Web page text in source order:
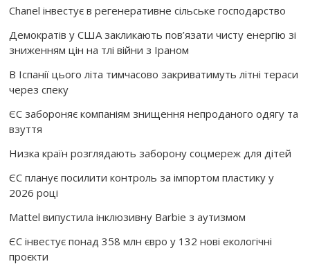
Chanel інвестує в регенеративне сільське господарство
Демократів у США закликають пов’язати чисту енергію зі
зниженням цін на тлі війни з Іраном
В Іспанії цього літа тимчасово закриватимуть літні тераси
через спеку
ЄС забороняє компаніям знищення непроданого одягу та
взуття
Низка країн розглядають заборону соцмереж для дітей
ЄС планує посилити контроль за імпортом пластику у
2026 році
Mattel випустила інклюзивну Barbie з аутизмом
ЄС інвестує понад 358 млн євро у 132 нові екологічні
проєкти